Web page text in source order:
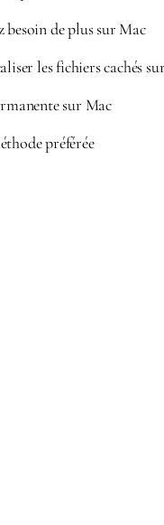
besoin de plus sur Mac
les fichiers cachés
sur Mac
préférée